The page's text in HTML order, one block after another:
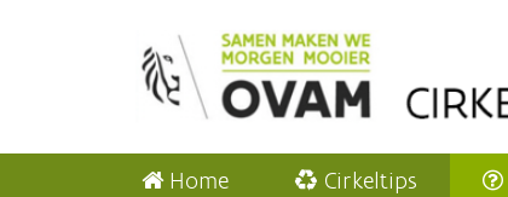
Home Cirkeltips